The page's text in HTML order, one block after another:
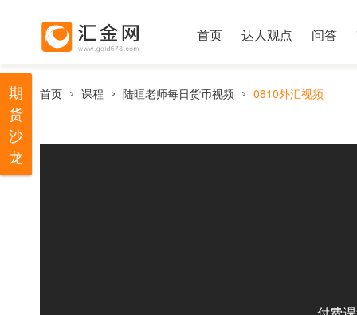
首页 达人观点 问答
首页 课程 陆晅老师每日货币视频 0810外汇视频
期
货
沙
龙